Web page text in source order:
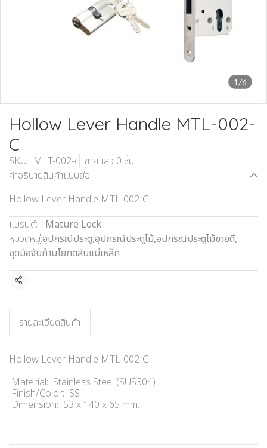
1/6
Hollow Lever Handle MTL-002-
C
SKU : MLT-002-c ขายแล้ว 0 ชิ้น
คำอธิบายสินค้าแบบย่อ
Hollow Lever Handle MTL-002-C
แบรนด์:
Mature Lock
หมวดหมู่:อุปกรณ์ประตู,อุปกรณ์ประตูไม้,อุปกรณ์ประตูไม้ขายดี,
ชุดมือจับก้านโยกตลับแม่เหล็ก
แชร์
รายละเอียดสินค้า
Hollow Lever Handle MTL-002-C
Material: Stainless Steel (SUS304)
Finish/Color: SS
Dimension: 53 x 140 x 65 mm.